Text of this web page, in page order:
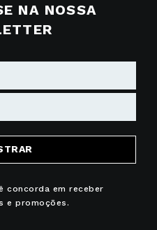
NA NOSSA
concorda em receber
e promoções.